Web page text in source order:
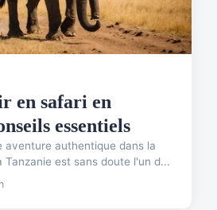
en safari en
essentiels
aventure authentique dans la
Tanzanie est sans doute l'un d...